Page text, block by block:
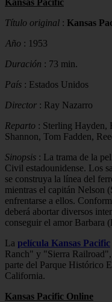
Título original : Kansas
Año : 1953
Duración : 73 min.
País : Estados Unidos
Director : Ray Nazarro
Reparto : Sterling Hayden,
Shannon, Tom Fadden,
Sinopsis : La trama de la
Civil estadounidense. Los
se construya la línea del
mientras el capitán Nelson
enfrentarse a ellos.
deberá abortar diversos
conseguir el amor Barbara
La película Kansas Pacific
Ranch" y "Sierra
parte del Parque Histórico
California.
Kansas Pacific Online